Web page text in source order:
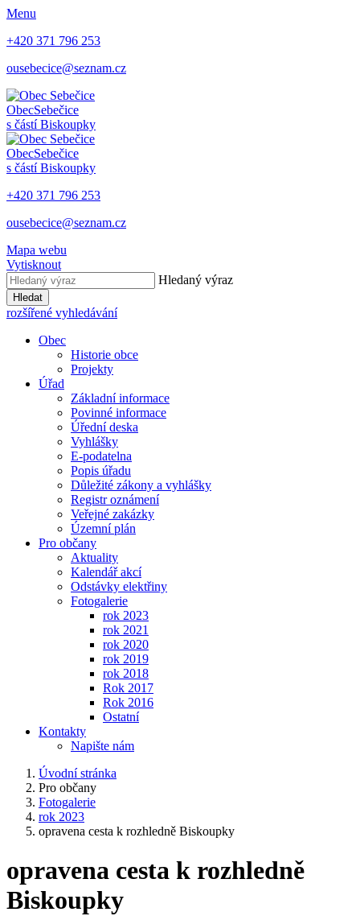
Menu
+420 371 796 253
ousebecice@seznam.cz
ObecSebečice
s částí Biskoupky
ObecSebečice
s částí Biskoupky
+420 371 796 253
ousebecice@seznam.cz
Mapa webu
Vytisknout
Hledaný výraz
Hledat
rozšířené vyhledávání
Obec
Historie obce
Projekty
Úřad
Základní informace
Povinné informace
Úřední deska
Vyhlášky
E-podatelna
Popis úřadu
Důležité zákony a vyhlášky
Registr oznámení
Veřejné zakázky
Územní plán
Pro občany
Aktuality
Kalendář akcí
Odstávky elektřiny
Fotogalerie
rok 2023
rok 2021
rok 2020
rok 2019
rok 2018
Rok 2017
Rok 2016
Ostatní
Kontakty
Napište nám
Úvodní stránka
Pro občany
Fotogalerie
rok 2023
opravena cesta k rozhledně Biskoupky
opravena cesta k rozhledně
Biskoupky